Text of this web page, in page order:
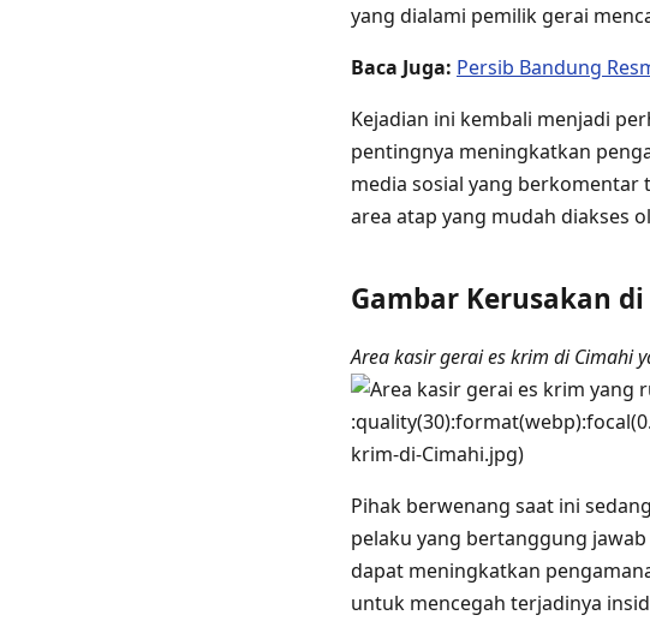
yang dialami pemilik gerai
Baca Juga: Persib Bandung
Kejadian ini kembali menjadi
pentingnya meningkatkan
media sosial yang
area atap yang mudah diakses
Gambar Kerusakan di
Area kasir gerai es krim di Cimahi
krim-di-Cimahi.jpg)
Pihak berwenang saat ini
pelaku yang bertanggung
dapat meningkatkan
untuk mencegah terjadinya